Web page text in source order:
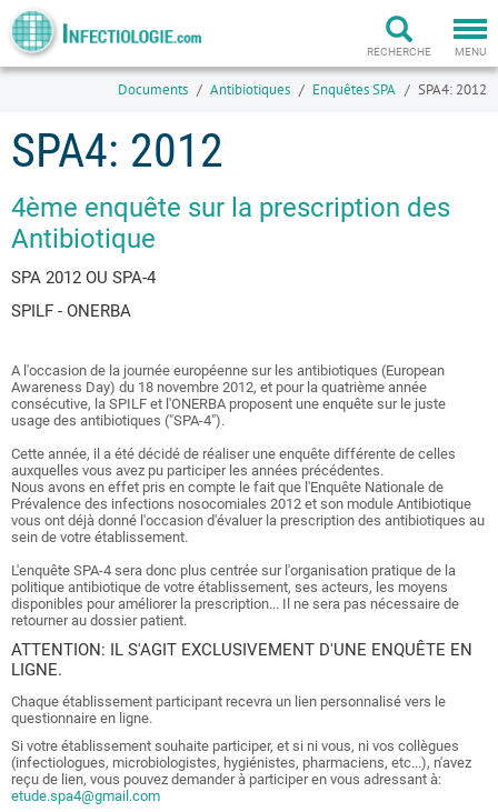
MENU
RECHERCHE
Documents Antibiotiques Enquêtes SPA SPA4: 2012
SPA4: 2012
4ème enquête sur la prescription des
Antibiotique
SPA 2012 OU SPA-4
SPILF - ONERBA
A l'occasion de la journée européenne sur les antibiotiques (European
Awareness Day) du 18 novembre 2012, et pour la quatrième année
consécutive, la SPILF et l'ONERBA proposent une enquête sur le juste
usage des antibiotiques ("SPA-4").
Cette année, il a été décidé de réaliser une enquête différente de celles
auxquelles vous avez pu participer les années précédentes.
Nous avons en effet pris en compte le fait que l'Enquête Nationale de
Prévalence des infections nosocomiales 2012 et son module Antibiotique
vous ont déjà donné l'occasion d'évaluer la prescription des antibiotiques au
sein de votre établissement.
L'enquête SPA-4 sera donc plus centrée sur l'organisation pratique de la
politique antibiotique de votre établissement, ses acteurs, les moyens
disponibles pour améliorer la prescription... Il ne sera pas nécessaire de
retourner au dossier patient.
ATTENTION: IL S'AGIT EXCLUSIVEMENT D'UNE ENQUÊTE EN
LIGNE.
Chaque établissement participant recevra un lien personnalisé vers le
questionnaire en ligne.
Si votre établissement souhaite participer, et si ni vous, ni vos collègues
(infectiologues, microbiologistes, hygiénistes, pharmaciens, etc...), n'avez
reçu de lien, vous pouvez demander à participer en vous adressant à:
etude.spa4@gmail.com